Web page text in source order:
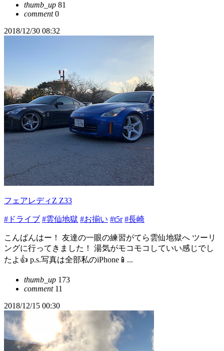
thumb_up 81
comment0
2018/12/30 08:32
フェアレディZ Z33
#ドライブ #雲仙地獄 #お揃い #t5r #長崎
こんばんはー！ 友達の一眼の練習がてら雲仙地獄へ ツーリ
ングに行ってきました！ 湯気がモコモコしていい感じでし
たよ👍 p.s.写真は全部私のiPhone📱...
thumb_up 173
comment11
2018/12/15 00:30